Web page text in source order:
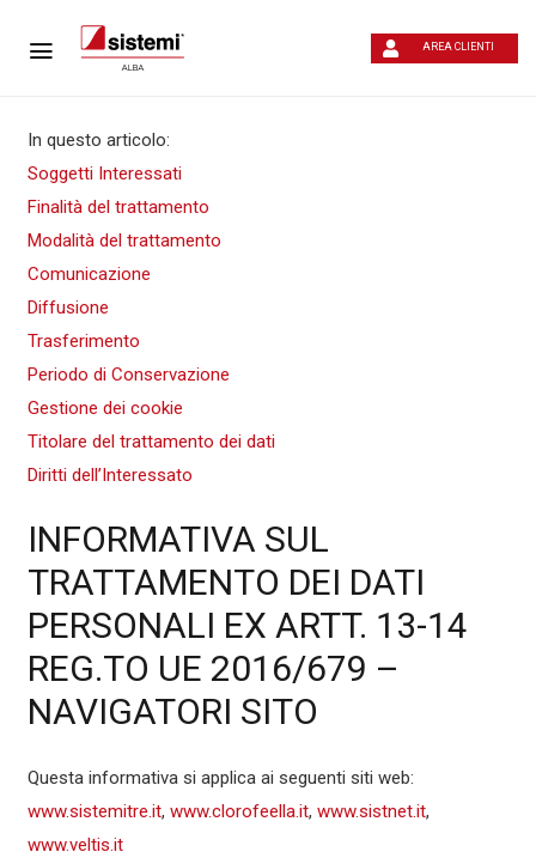
AREA CLIENTI
INFORMATIVA SUL
TRATTAMENTO DEI DATI
PERSONALI EX ARTT. 13-14
REG.TO UE 2016/679 –
NAVIGATORI SITO
Questa informativa si applica ai seguenti siti web:
www.sistemitre.it, www.clorofeella.it, www.sistnet.it,
www.veltis.it
In questo articolo:
Soggetti Interessati
Finalità del trattamento
Modalità del trattamento
Comunicazione
Diffusione
Trasferimento
Periodo di Conservazione
Gestione dei cookie
Titolare del trattamento dei dati
Diritti dell’Interessato